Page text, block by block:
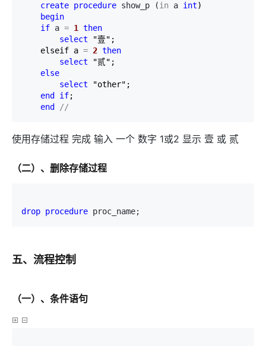
create procedure show_p (in a int)
begin
if a = 1
then
select "壹";
    elseif a
= 2 then
select "贰";
else
select "other";
end
if;
end
//
使用存储过程 完成 输入 一个 数字 1或2 显示 壹 或 贰
（二）、删除存储过程
drop procedure proc_name;
五、流程控制
（一）、条件语句